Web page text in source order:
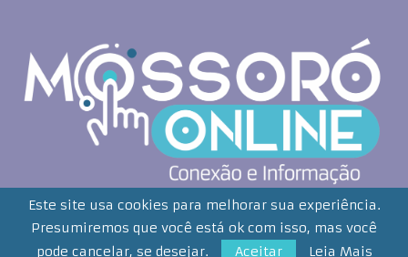
Copyrigth 2021 - Todos os direitos reservados. Mossoró Online
Desenvolvido por:
Smartweb Comunição Integrada Ltda
Este site usa cookies para melhorar sua experiência.
Presumiremos que você está ok com isso, mas você
pode cancelar, se desejar.
Aceitar Leia Mais